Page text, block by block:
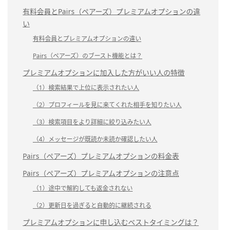
有料会員とPairs（ペアーズ）プレミアムオプションの違
い
有料会員とプレミアムオプションの違い
Pairs（ペアーズ）のブースト機能とは？
プレミアムオプションに加入した方がいい人の特徴
（1）検索結果で上位に表示されたい人
（2）プロフィールを見に来てくれた相手を知りたい人
（3）検索項目をより詳細に絞り込みたい人
（4）メッセージが既読か未読か確認したい人
Pairs（ペアーズ）プレミアムオプションの料金表
Pairs（ペアーズ）プレミアムオプションの注意点
（1）途中で解約しても返金されない
（2）更新日を過ぎると自動的に継続される
プレミアムオプションに申し込むベストタイミングは？